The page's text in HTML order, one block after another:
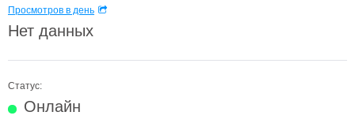
Просмотров в день
Нет данных
Статус:
Онлайн